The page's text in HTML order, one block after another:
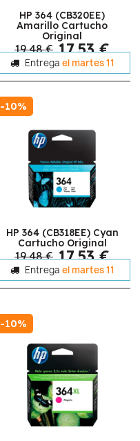
HP 364 (CB320EE)
Amarillo Cartucho
Original
19,48 € 17,53 €
Entrega el martes 11
-10%
HP 364 (CB318EE) Cyan
Cartucho Original
19,48 € 17,53 €
Entrega el martes 11
-10%